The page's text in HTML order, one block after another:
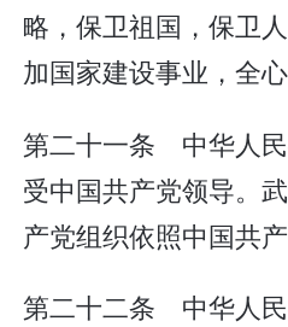
略，保卫祖国，保卫
加国家建设事业，全
第二十一条 中华人
受中国共产党领导。
产党组织依照中国共
第二十二条 中华人